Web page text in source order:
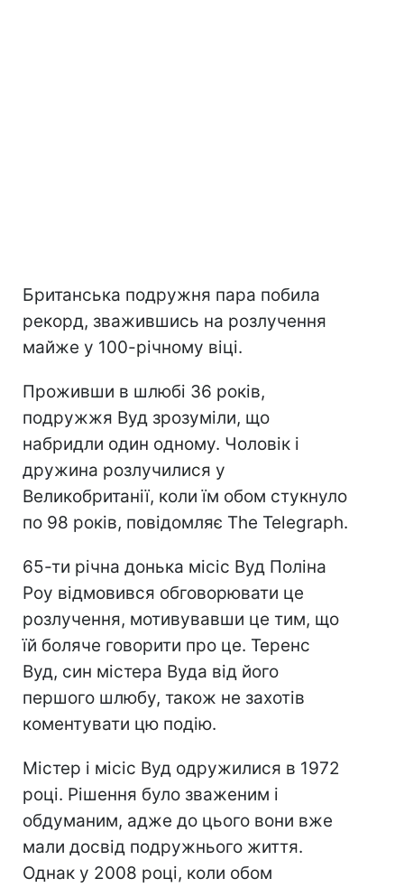
Британська подружня пара побила
рекорд, зважившись на розлучення
майже у 100-річному віці.
Проживши в шлюбі 36 років,
подружжя Вуд зрозуміли, що
набридли один одному. Чоловік і
дружина розлучилися у
Великобританії, коли їм обом стукнуло
по 98 років, повідомляє The Telegraph.
65-ти річна донька місіс Вуд Поліна
Роу відмовився обговорювати це
розлучення, мотивувавши це тим, що
їй боляче говорити про це. Теренс
Вуд, син містера Вуда від його
першого шлюбу, також не захотів
коментувати цю подію.
Містер і місіс Вуд одружилися в 1972
році. Рішення було зваженим і
обдуманим, адже до цього вони вже
мали досвід подружнього життя.
Однак у 2008 році, коли обом